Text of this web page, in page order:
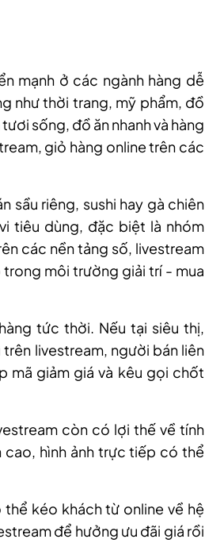
mạnh ở các ngành hàng dễ
như thời trang, mỹ phẩm, đồ
sống, đồ ăn nhanh và hàng
giỏ hàng online trên các
sầu riêng, sushi hay gà chiên
tiêu dùng, đặc biệt là nhóm
các nền tảng số, livestream
môi trường giải trí - mua
tức thời. Nếu tại siêu thị,
livestream, người bán liên
mã giảm giá và kêu gọi chốt
còn có lợi thế về tính
cao, hình ảnh trực tiếp có thể
kéo khách từ online về hệ
để hưởng ưu đãi giá rồi